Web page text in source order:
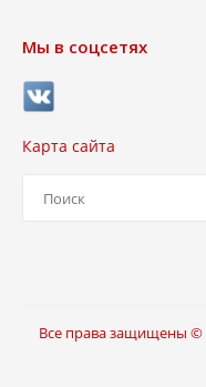
Мы в соцсетях
Карта сайта
Все права защищены ©